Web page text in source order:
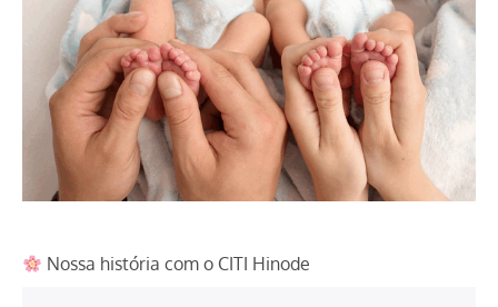
Nossa história com o CITI Hinode